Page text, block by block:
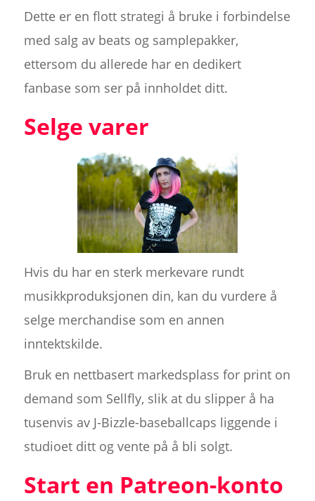
Dette er en flott strategi å bruke i forbindelse
med salg av beats og samplepakker,
ettersom du allerede har en dedikert
fanbase som ser på innholdet ditt.
Selge varer
Hvis du har en sterk merkevare rundt
musikkproduksjonen din, kan du vurdere å
selge merchandise som en annen
inntektskilde.
Bruk en nettbasert markedsplass for print on
demand som Sellfly, slik at du slipper å ha
tusenvis av J-Bizzle-baseballcaps liggende i
studioet ditt og vente på å bli solgt.
Start en Patreon-konto